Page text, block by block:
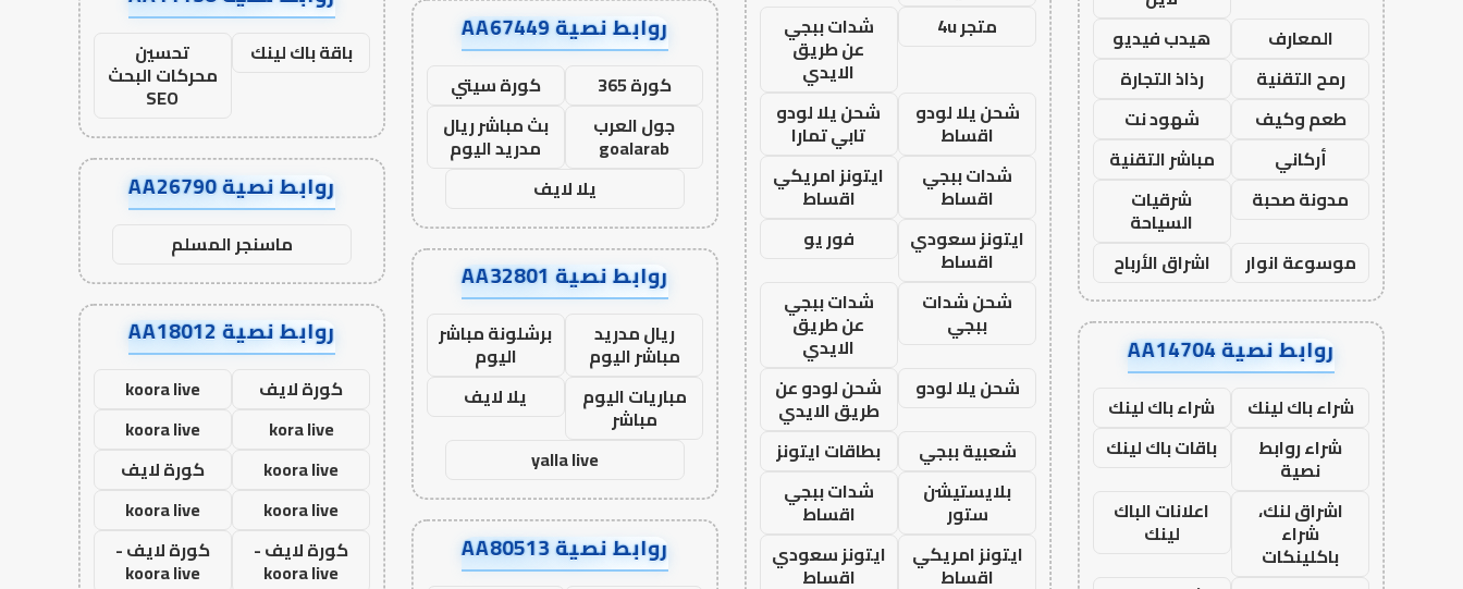
المعارف
هيدب فيديو
رمح التقنية
رذاذ التجارة
طعم وكيف
شهود نت
أركاني
مباشر التقنية
مدونة صحبة
شرقيات
السياحة
موسوعة انوار
اشراق الأرباح
روابط نصية AA14704
شراء باك لينك
شراء باك لينك
شراء روابط
نصية
باقات باك لينك
اشراق لنك،
شراء
باكلينكات
اعلانات الباك
لينك
متجر 4u
شدات ببجي
عن طريق
الايدي
شحن يلا لودو
اقساط
شحن يلا لودو
تابي تمارا
شدات ببجي
اقساط
ايتونز امريكي
اقساط
ايتونز سعودي
اقساط
فور يو
شحن شدات
ببجي
شدات ببجي
عن طريق
الايدي
شحن يلا لودو
شحن لودو عن
طريق الايدي
شعبية ببجي
بطاقات ايتونز
بلايستيشن
ستور
شدات ببجي
اقساط
ايتونز امريكي
اقساط
ايتونز سعودي
اقساط
روابط نصية AA67449
كورة 365
كورة سيتي
جول العرب
goalarab
بث مباشر ريال
مدريد اليوم
يلا لايف
روابط نصية AA32801
ريال مدريد
مباشر اليوم
برشلونة مباشر
اليوم
مباريات اليوم
مباشر
يلا لايف
yalla live
روابط نصية AA80513
باقة باك لينك تحسين
محركات البحث
SEO
روابط نصية AA26790
ماسنجر المسلم
روابط نصية AA18012
كورة لايف
koora live
kora live
koora live
koora live
كورة لايف
koora live
koora live
كورة لايف -
koora live
كورة لايف -
koora live